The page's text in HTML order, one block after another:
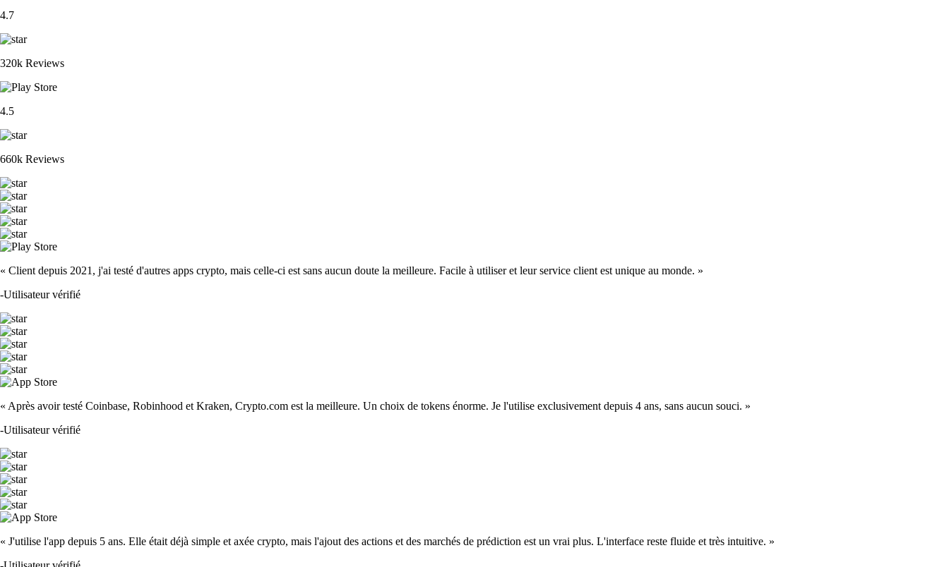
4.7
320k Reviews
4.5
660k Reviews
« Client depuis 2021, j'ai testé d'autres apps crypto, mais celle-ci est sans aucun doute la meilleure. Facile à utiliser et leur service client est unique au monde. »
-Utilisateur vérifié
« Après avoir testé Coinbase, Robinhood et Kraken, Crypto.com est la meilleure. Un choix de tokens énorme. Je l'utilise exclusivement depuis 4 ans, sans aucun souci. »
-Utilisateur vérifié
« J'utilise l'app depuis 5 ans. Elle était déjà simple et axée crypto, mais l'ajout des actions et des marchés de prédiction est un vrai plus. L'interface reste fluide et très intuitive. »